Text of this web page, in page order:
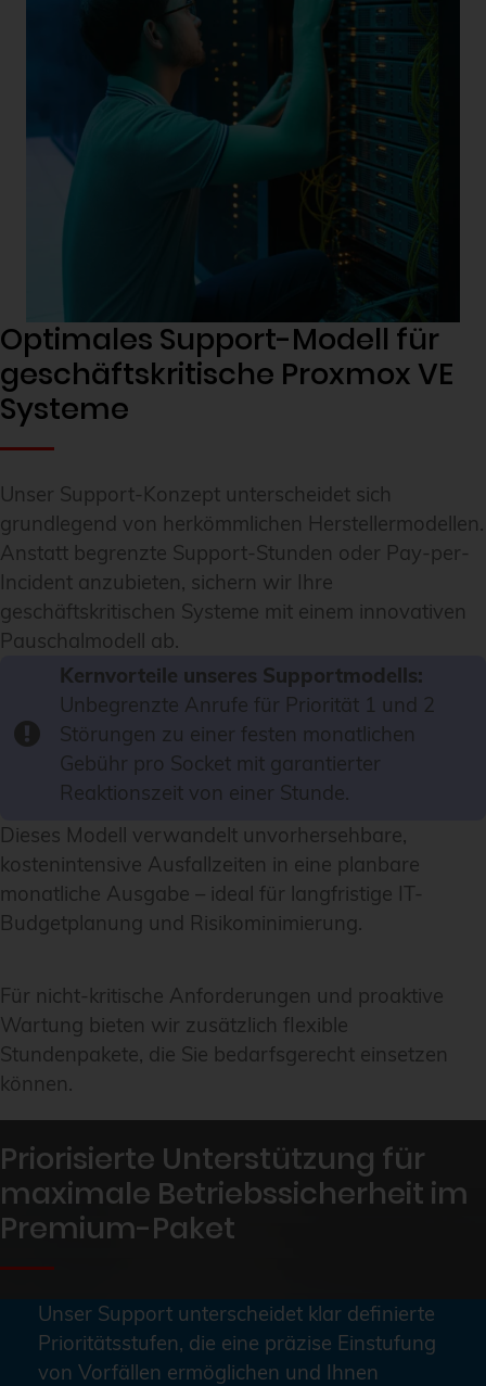
Optimales Support-Modell für
geschäftskritische Proxmox VE
Systeme
Unser Support-Konzept unterscheidet sich
grundlegend von herkömmlichen Herstellermodellen.
Anstatt begrenzte Support-Stunden oder Pay-per-
Incident anzubieten, sichern wir Ihre
geschäftskritischen Systeme mit einem innovativen
Pauschalmodell ab.
Kernvorteile unseres Supportmodells:
Unbegrenzte Anrufe für Priorität 1 und 2
Störungen zu einer festen monatlichen
Gebühr pro Socket mit garantierter
Reaktionszeit von einer Stunde.
Dieses Modell verwandelt unvorhersehbare,
kostenintensive Ausfallzeiten in eine planbare
monatliche Ausgabe – ideal für langfristige IT-
Budgetplanung und Risikominimierung.
Für nicht-kritische Anforderungen und proaktive
Wartung bieten wir zusätzlich flexible
Stundenpakete, die Sie bedarfsgerecht einsetzen
können.
Priorisierte Unterstützung für
maximale Betriebssicherheit im
Premium-Paket
Information
Unser Support unterscheidet klar definierte
Prioritätsstufen, die eine präzise Einstufung
von Vorfällen ermöglichen und Ihnen